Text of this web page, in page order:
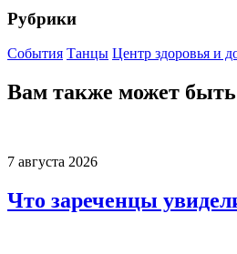
Рубрики
События Танцы Центр здоровья и
Вам также может быть
7 августа 2026
Что зареченцы